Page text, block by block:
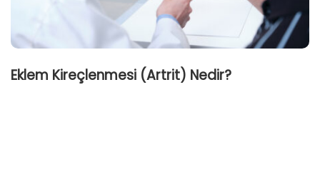
Eklem Kireçlenmesi (Artrit) Nedir?